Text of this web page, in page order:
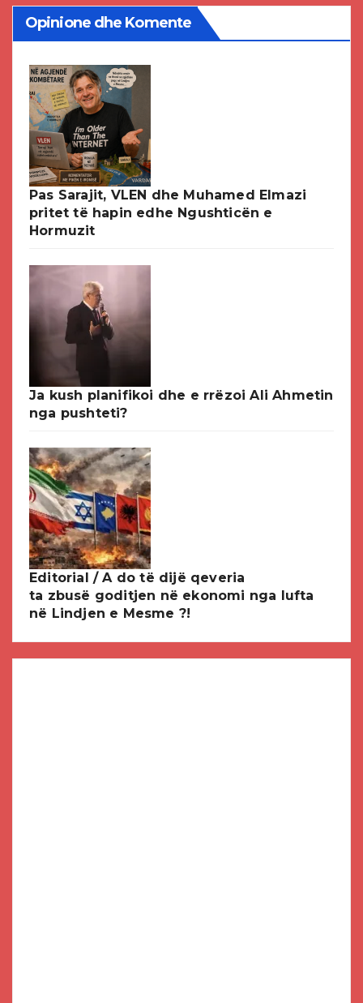
Opinione dhe Komente
Pas Sarajit, VLEN dhe Muhamed Elmazi
pritet të hapin edhe Ngushticën e
Hormuzit
Ja kush planifikoi dhe e rrëzoi Ali Ahmetin
nga pushteti?
Editorial / A do të dijë qeveria
ta zbusë goditjen në ekonomi nga lufta
në Lindjen e Mesme ?!